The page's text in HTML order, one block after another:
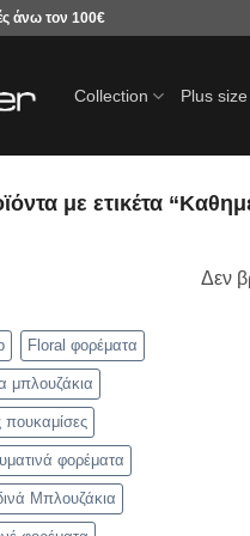
άνω τον 100€
Collection Plus size
με ετικέτα
Floral φορέματα
μπλουζάκια
πουκαμίσες
φορέματα
Μπλουζάκια
Δεν